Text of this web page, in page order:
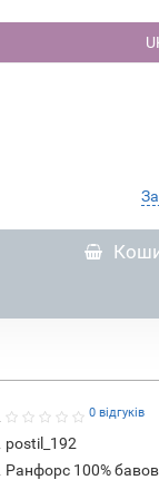
0 відгуків
postil_192
Ранфорс 100%